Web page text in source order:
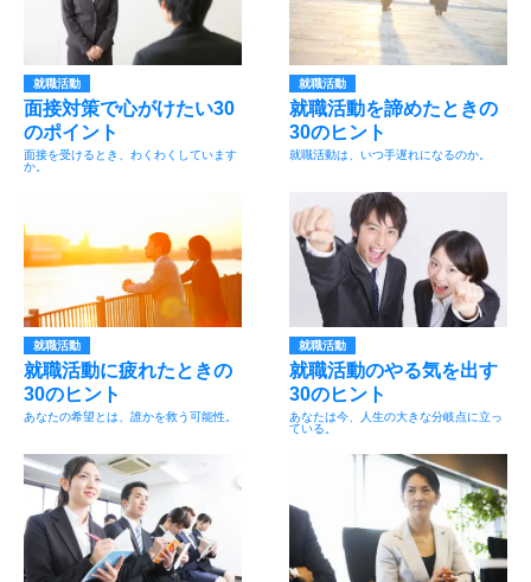
就職活動
面接対策で心がけたい30
のポイント
面接を受けるとき、わくわくしています
か。
就職活動
就職活動を諦めたときの
30のヒント
就職活動は、いつ手遅れになるのか。
就職活動
就職活動に疲れたときの
30のヒント
あなたの希望とは、誰かを救う可能性。
就職活動
就職活動のやる気を出す
30のヒント
あなたは今、人生の大きな分岐点に立っ
ている。